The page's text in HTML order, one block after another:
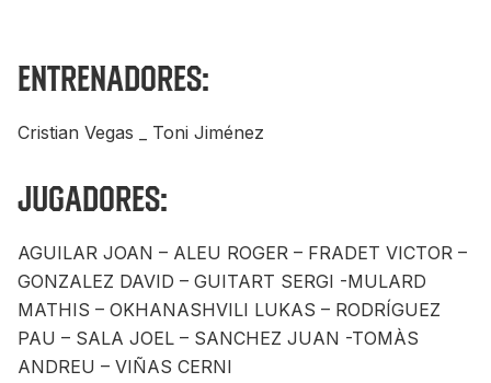
Entrenadores:
Cristian Vegas _ Toni Jiménez
Jugadores:
AGUILAR JOAN – ALEU ROGER – FRADET VICTOR –
GONZALEZ DAVID – GUITART SERGI -MULARD
MATHIS – OKHANASHVILI LUKAS – RODRÍGUEZ
PAU – SALA JOEL – SANCHEZ JUAN -TOMÀS
ANDREU – VIÑAS CERNI